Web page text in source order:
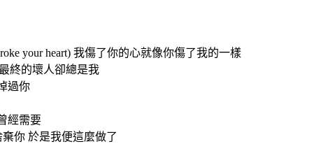
your heart) 我傷了你的心就像你傷了我的一樣
最終的壞人卻總是我
過你
經需要
棄你 於是我便這麼做了